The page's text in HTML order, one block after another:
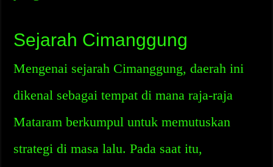
Sejarah Cimanggung
Mengenai sejarah Cimanggung, daerah ini
dikenal sebagai tempat di mana raja-raja
Mataram berkumpul untuk memutuskan
strategi di masa lalu. Pada saat itu,